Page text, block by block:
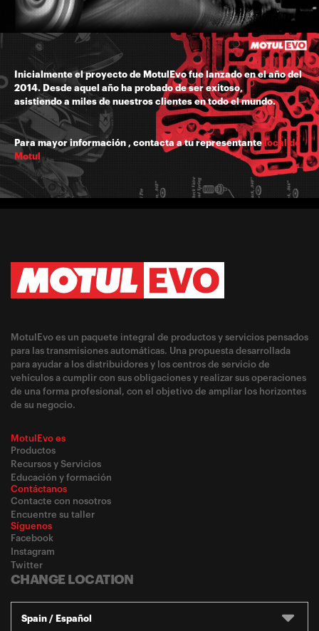
Inicialmente el proyecto de MotulEvo fue lanzado en el año del
2014. Desde aquel año ha probado de ser exitoso,
asistiendo a miles de nuestros clientes en todo el mundo.
Para mayor información , contacta a tu representante local de
Motul
MotulEvo es un paquete integral de productos y servicios pensados
para las transmisiones automáticas. Una propuesta desarrollada
para ayudar a los distribuidores y los centros de servicio de
vehículos a cumplir con sus obligaciones y realizar sus operaciones
de una forma profesional, con el objetivo de ampliar los horizontes
de su negocio.
MotulEvo es
Productos
Recursos y Servicios
Educación y formación
Contáctanos
Contacte con nosotros
Encuentre su taller
Síguenos
Facebook
Instagram
Twitter
CHANGE LOCATION
Spain / Español